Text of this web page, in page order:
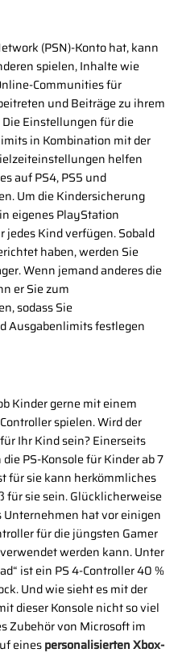
(PSN)-Konto hat, kann
spielen, Inhalte wie
Communities für
und Beiträge zu ihrem
Die Einstellungen für die
in Kombination mit der
helfen
auf PS4, PS5 und
Um die Kindersicherung
eigenes PlayStation
Kind verfügen. Sobald
haben, werden Sie
Wenn jemand anderes die
er Sie zum
sodass Sie
Ausgabenlimits festlegen
Kinder gerne mit einem
spielen. Wird der
Ihr Kind sein? Einerseits
PS-Konsole für Kinder ab 7
für sie kann herkömmliches
für sie sein. Glücklicherweise
hat vor einigen
für die jüngsten Gamer
werden kann. Unter
ist ein PS 4-Controller 40 %
Und wie sieht es mit der
dieser Konsole nicht so viel
Zubehör von Microsoft im
einespersonalisierten Xbox-